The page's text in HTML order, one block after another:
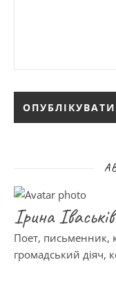
Ірина Іваськів
Поет, письменник,
громадський діяч,